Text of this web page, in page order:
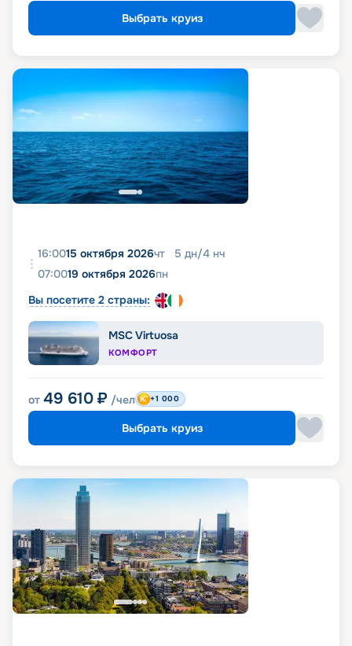
Выбрать круиз
16:0015 октября 2026чт 5 дн/4 нч
07:0019 октября 2026пн
Вы посетите 2 страны:
MSC Virtuosa
КОМФОРТ
от 49 610 ₽ /чел +1 000
Выбрать круиз